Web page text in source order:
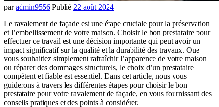
paradmin9556|Publié 22 août 2024
Le ravalement de façade est une étape cruciale pour la préservation
et l’embellissement de votre maison. Choisir le bon prestataire pour
effectuer ce travail est une décision importante qui peut avoir un
impact significatif sur la qualité et la durabilité des travaux. Que
vous souhaitiez simplement rafraîchir l’apparence de votre maison
ou réparer des dommages structurels, le choix d’un prestataire
compétent et fiable est essentiel. Dans cet article, nous vous
guiderons à travers les différentes étapes pour choisir le bon
prestataire pour votre ravalement de façade, en vous fournissant des
conseils pratiques et des points à considérer.